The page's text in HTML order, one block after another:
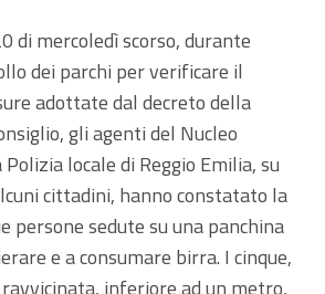
di mercoledì scorso, durante
dei parchi per verificare il
adottate dal decreto della
gli agenti del Nucleo
locale di Reggio Emilia, su
cittadini, hanno constatato la
persone sedute su una panchina
e a consumare birra. I cinque,